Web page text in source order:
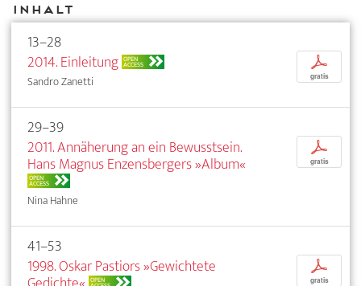
Inhalt
13–28
2014. Einleitung OPEN
ACCESS
Sandro Zanetti
p
gratis
29–39
2011. Annäherung an ein Bewusstsein.
Hans Magnus Enzensbergers »Album«
OPEN
ACCESS
Nina Hahne
p
gratis
41–53
1998. Oskar Pastiors »Gewichtete
OPEN
p
gratis